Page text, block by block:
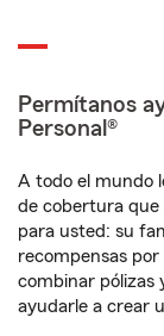
Permítanos
Personal®
A todo el mundo
de cobertura que
para usted: su
recompensas
combinar pólizas
ayudarle a crear